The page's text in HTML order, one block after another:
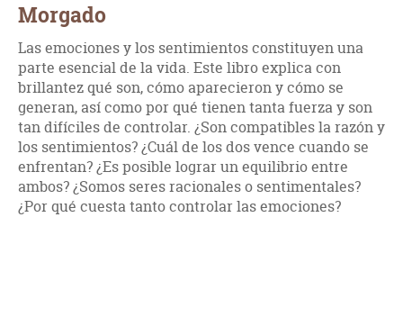
Morgado
Las emociones y los sentimientos constituyen una
parte esencial de la vida. Este libro explica con
brillantez qué son, cómo aparecieron y cómo se
generan, así como por qué tienen tanta fuerza y son
tan difíciles de controlar. ¿Son compatibles la razón y
los sentimientos? ¿Cuál de los dos vence cuando se
enfrentan? ¿Es posible lograr un equilibrio entre
ambos? ¿Somos seres racionales o sentimentales?
¿Por qué cuesta tanto controlar las emociones?